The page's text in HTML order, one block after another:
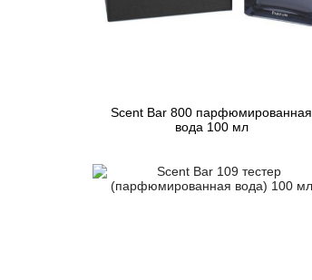
Scent Bar 800 парфюмированная
вода 100 мл
Предзаказ